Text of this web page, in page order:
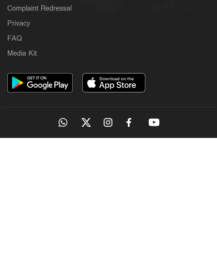
Complaint Redressal
Privacy
FAQ
Media Kit